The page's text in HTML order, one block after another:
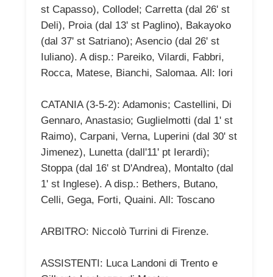
st Capasso), Collodel; Carretta (dal 26' st
Deli), Proia (dal 13' st Paglino), Bakayoko
(dal 37' st Satriano); Asencio (dal 26' st
Iuliano). A disp.: Pareiko, Vilardi, Fabbri,
Rocca, Matese, Bianchi, Salomaa. All: Iori
CATANIA (3-5-2): Adamonis; Castellini, Di
Gennaro, Anastasio; Guglielmotti (dal 1' st
Raimo), Carpani, Verna, Luperini (dal 30' st
Jimenez), Lunetta (dall'11' pt Ierardi);
Stoppa (dal 16' st D'Andrea), Montalto (dal
1' st Inglese). A disp.: Bethers, Butano,
Celli, Gega, Forti, Quaini. All: Toscano
ARBITRO: Niccolò Turrini di Firenze.
ASSISTENTI: Luca Landoni di Trento e